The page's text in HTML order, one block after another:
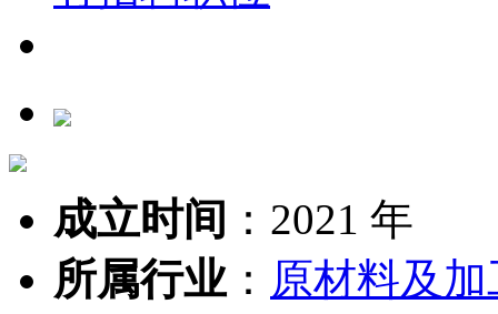
成立时间 ： 2021 年
所属行业： 原材料及